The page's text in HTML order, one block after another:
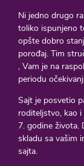
Ni jedno drugo
toliko ispunjeno
opšte dobro
porođaj. Tim
, Vam je na
periodu
Sajt je posvetio
roditeljstvo, kao
7. godine života.
skladu sa vašim
sajta.